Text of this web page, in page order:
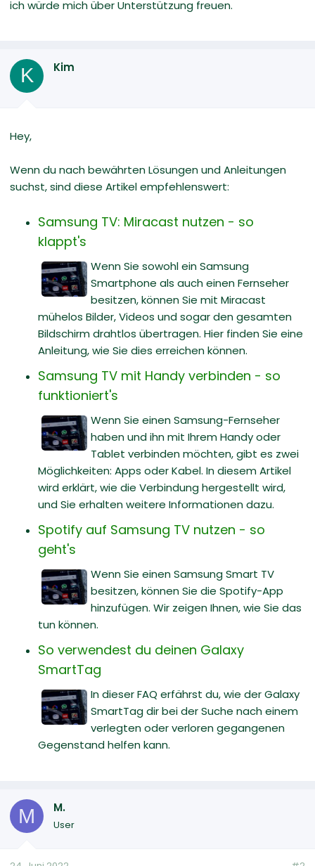
ich würde mich über Unterstützung freuen.
K Kim
Hey,
Wenn du nach bewährten Lösungen und Anleitungen
suchst, sind diese Artikel empfehlenswert:
Samsung TV: Miracast nutzen - so
klappt's
Wenn Sie sowohl ein Samsung
Smartphone als auch einen Fernseher
besitzen, können Sie mit Miracast
mühelos Bilder, Videos und sogar den gesamten
Bildschirm drahtlos übertragen. Hier finden Sie eine
Anleitung, wie Sie dies erreichen können.
Samsung TV mit Handy verbinden - so
funktioniert's
Wenn Sie einen Samsung-Fernseher
haben und ihn mit Ihrem Handy oder
Tablet verbinden möchten, gibt es zwei
Möglichkeiten: Apps oder Kabel. In diesem Artikel
wird erklärt, wie die Verbindung hergestellt wird,
und Sie erhalten weitere Informationen dazu.
Spotify auf Samsung TV nutzen - so
geht's
Wenn Sie einen Samsung Smart TV
besitzen, können Sie die Spotify-App
hinzufügen. Wir zeigen Ihnen, wie Sie das
tun können.
So verwendest du deinen Galaxy
SmartTag
In dieser FAQ erfährst du, wie der Galaxy
SmartTag dir bei der Suche nach einem
verlegten oder verloren gegangenen
Gegenstand helfen kann.
M M.
User